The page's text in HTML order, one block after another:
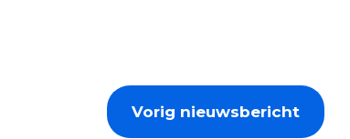
Vorig nieuwsbericht